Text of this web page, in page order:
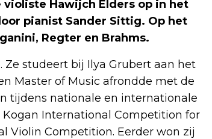
violiste Hawijch Elders op in het
pianist Sander Sittig. Op het
Regter en Brahms.
Ze studeert bij Ilya Grubert aan het
Master of Music afrondde met de
tijdens nationale en internationale
Kogan International Competition for
Violin Competition. Eerder won zij